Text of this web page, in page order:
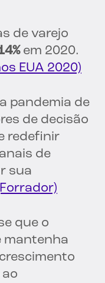
de varejo
em 2020.
EUA 2020)
pandemia de
de decisão
redefinir
de
sua
que o
mantenha